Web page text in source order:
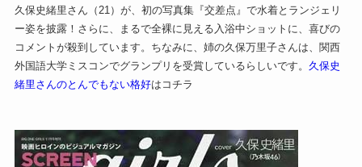
久保史緒里さん（21）が、初の写真集『交差点』で水着とランジェリ
ー姿を披露！さらに、まるで全裸に見える入浴中ショットに、喜びの
コメントが殺到しています。ちなみに、姉の久保万里子さんは、関西
外国語大学ミスコンでグランプリを受賞しているらしいです。 久保史
緒里さんのとんでもない格好はコチラ